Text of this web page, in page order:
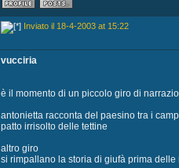
Inviato il 18-4-2003 at 15:22
vucciria
è il momento di un piccolo giro di
antonietta racconta del paesino tra i
patto irrisolto delle tettine
altro giro
si rimpallano la storia di giufà prima